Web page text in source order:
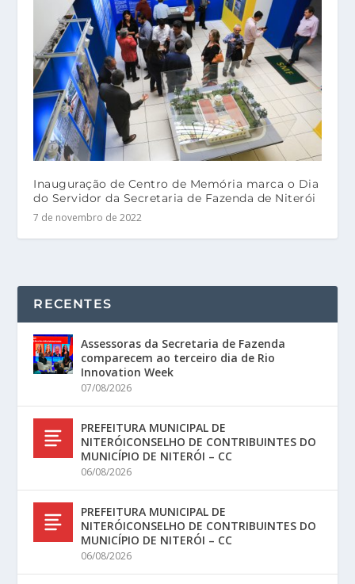
Inauguração de Centro de Memória marca o Dia
do Servidor da Secretaria de Fazenda de Niterói
7 de novembro de 2022
RECENTES
Assessoras da Secretaria de Fazenda
comparecem ao terceiro dia de Rio
Innovation Week
07/08/2026
PREFEITURA MUNICIPAL DE
NITERÓICONSELHO DE CONTRIBUINTES DO
MUNICÍPIO DE NITERÓI – CC
06/08/2026
PREFEITURA MUNICIPAL DE
NITERÓICONSELHO DE CONTRIBUINTES DO
MUNICÍPIO DE NITERÓI – CC
06/08/2026